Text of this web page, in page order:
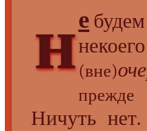
не
(вне)
Ничуть